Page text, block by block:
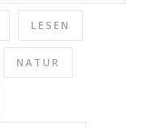
LESEN
NATUR